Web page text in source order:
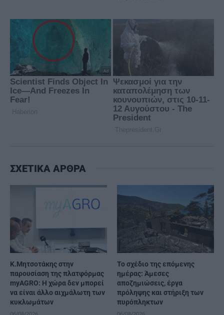
ΣΧΕΤΙΚΑ ΑΡΘΡΑ
Κ.Μητσοτάκης στην
παρουσίαση της πλατφόρμας
myAGRO: Η χώρα δεν μπορεί
να είναι άλλο αιχμάλωτη των
κυκλωμάτων
Το σχέδιο της επόμενης
ημέρας: Άμεσες
αποζημιώσεις, έργα
πρόληψης και στήριξη των
πυρόπληκτων